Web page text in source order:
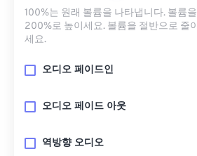
100%는 원래 볼륨을 나타냅니다. 볼륨
200%로 높이세요. 볼륨을 절반으로 줄
세요.
오디오 페이드인
오디오 페이드 아웃
역방향 오디오